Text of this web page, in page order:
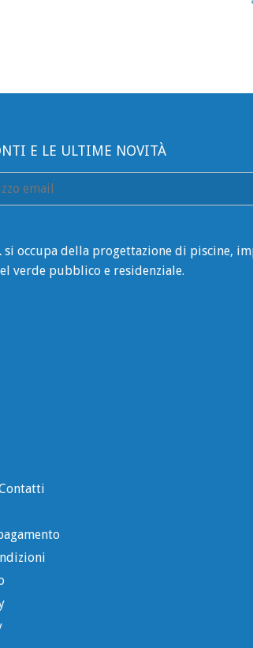
E LE ULTIME NOVITÀ
si occupa della progettazione di piscine,
verde pubblico e residenziale.